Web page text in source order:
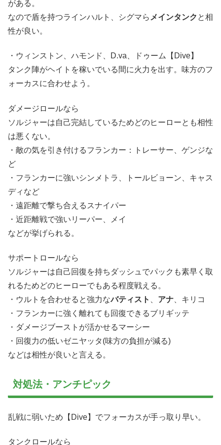
がある。
なので盾を持つラインハルト、シグマら メインタンク と相
性が良い。
・ウィンストン、ハモンド、D.va、ドゥーム【Dive】
タンク陣がヘイトを稼いでいる間に火力を出す。味方のフ
ォーカスに合わせよう。
ダメージロールなら
ソルジャーは自己完結しているためどのヒーローとも相性
は悪くない。
・敵の気を引き付けるフランカー：トレーサー、ゲンジな
ど
・フランカーに強いシンメトラ、トールビョーン、キャス
ディなど
・遠距離で撃ち合えるスナイパー
・近距離戦で強いリーパー、メイ
などが挙げられる。
サポートロールなら
ソルジャーは自己回復を持ちダッシュでパックも素早く取
れるためどのヒーローでもある程度戦える。
・ウルトを合わせると強力なバティスト アナ 、キリコ
・フランカーに強く離れても回復できるブリギッテ
・ダメージブーストが活かせるマーシー
・回復力の低いゼニヤッタ(味方の負担が減る)
などは相性が良いと言える。
対処法・アンチピック
乱戦に弱いため【Dive】でフォーカスが手っ取り早い。
タンクロールなら